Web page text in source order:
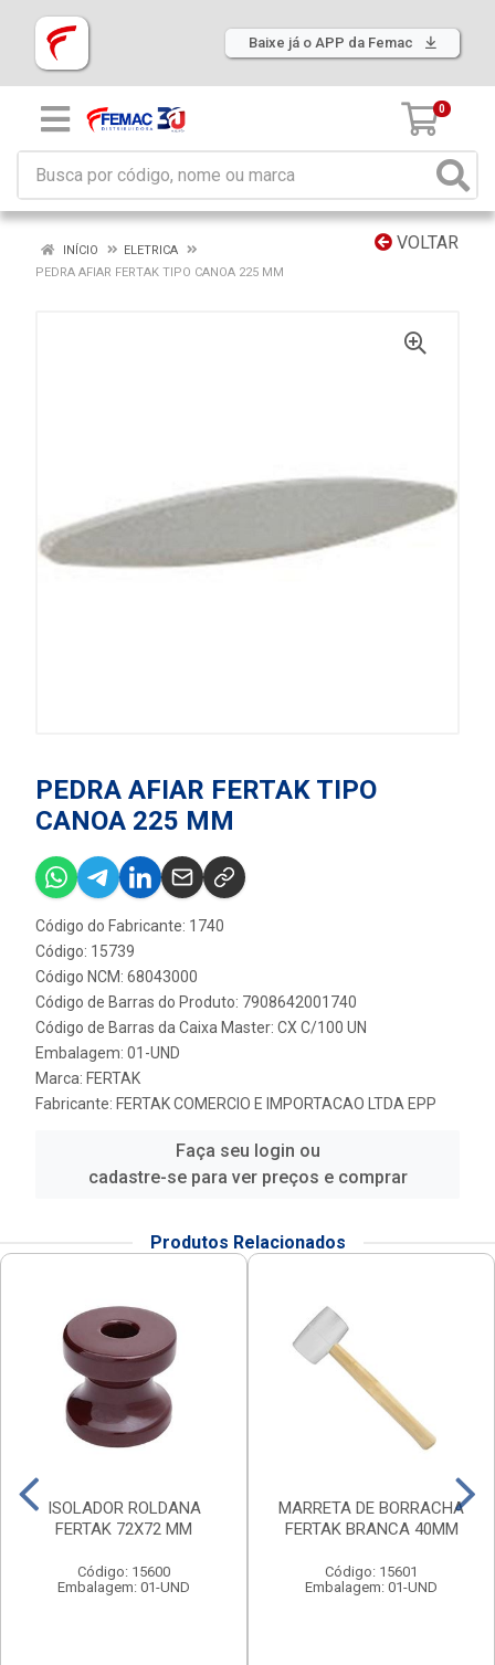
Baixe já o APP da Femac
0
VOLTAR
INÍCIO
ELETRICA
PEDRA AFIAR FERTAK TIPO CANOA 225 MM
PEDRA AFIAR FERTAK TIPO
CANOA 225 MM
Código do Fabricante: 1740
Código: 15739
Código NCM: 68043000
Código de Barras do Produto: 7908642001740
Código de Barras da Caixa Master: CX C/100 UN
Embalagem: 01-UND
Marca: FERTAK
Fabricante: FERTAK COMERCIO E IMPORTACAO LTDA EPP
Faça seu login ou
cadastre-se para ver preços e comprar
Produtos Relacionados
ISOLADOR ROLDANA
FERTAK 72X72 MM
Código: 15600
Embalagem: 01-UND
MARRETA DE BORRACHA
FERTAK BRANCA 40MM
Código: 15601
Embalagem: 01-UND